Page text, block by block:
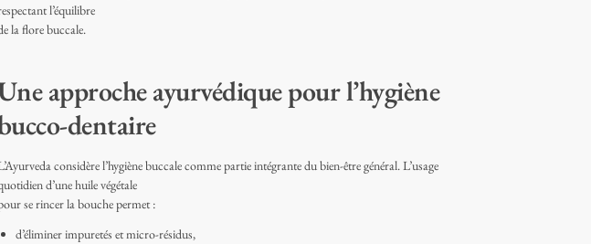
l’équilibre
la flore buccale.
approche ayurvédique pour l’hygiène
dentaire
considère l’hygiène buccale comme partie intégrante du bien-être général. L’usage
d’une huile végétale
se rincer la bouche permet :
d’éliminer impuretés et micro-résidus,